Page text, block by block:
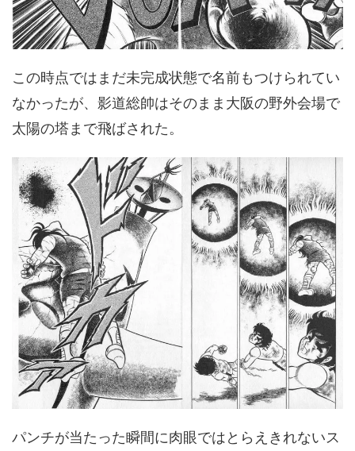
この時点ではまだ未完成状態で名前もつけられてい
なかったが、影道総帥はそのまま大阪の野外会場で
太陽の塔まで飛ばされた。
パンチが当たった瞬間に肉眼ではとらえきれないス